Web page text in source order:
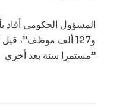
المسؤول الحكومي أفاد
و127 ألف موظف”،
مستمرا سنة بعد أخرى”